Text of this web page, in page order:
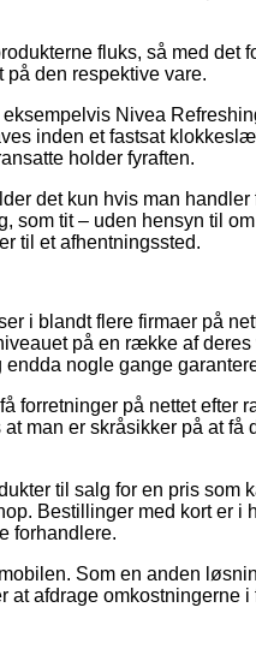
fluks, så med det
den respektive vare.
Nivea
inden et fastsat
holder fyraften.
det kun hvis man handler
som tit – uden hensyn til
til et afhentningssted.
i blandt flere firmaer på
på en række af deres
nogle gange
forretninger på nettet efter
man er skråsikker på at få
til salg for en pris som
Bestillinger med kort er i
forhandlere.
Som en anden
afdrage omkostningerne i